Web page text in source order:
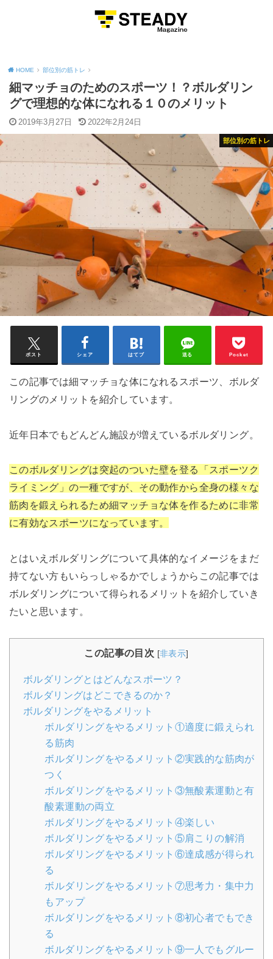
HOME 部位別の筋トレ
細マッチョのためのスポーツ！？ボルダリン
グで理想的な体になれる１０のメリット
2019年3月27日 2022年2月24日
部位別の筋トレ
ポスト シェア はてブ 送る Pocket
この記事では細マッチョな体になれるスポーツ、ボルダ
リングのメリットを紹介しています。
近年日本でもどんどん施設が増えているボルダリング。
このボルダリングは突起のついた壁を登る「スポーツク
ライミング」の一種ですが、その動作から全身の様々な
筋肉を鍛えられるため細マッチョな体を作るために非常
に有効なスポーツになっています。
とはいえボルダリングについて具体的なイメージをまだ
持てない方もいらっしゃるかでしょうからこの記事では
ボルダリングについて得られるメリットを紹介していき
たいと思います。
この記事の目次 [非表示]
ボルダリングとはどんなスポーツ？
ボルダリングはどこできるのか？
ボルダリングをやるメリット
ボルダリングをやるメリット①適度に鍛えられ
る筋肉
ボルダリングをやるメリット②実践的な筋肉が
つく
ボルダリングをやるメリット③無酸素運動と有
酸素運動の両立
ボルダリングをやるメリット④楽しい
ボルダリングをやるメリット⑤肩こりの解消
ボルダリングをやるメリット⑥達成感が得られ
る
ボルダリングをやるメリット⑦思考力・集中力
もアップ
ボルダリングをやるメリット⑧初心者でもでき
る
ボルダリングをやるメリット⑨一人でもグルー